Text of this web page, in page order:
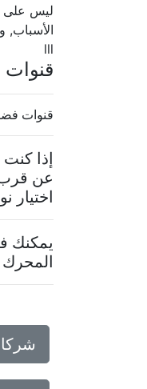
ليس على
الأسباب,
lll
قنوات
إذا
عن قرب
اختيار
يمكنك
المحرك